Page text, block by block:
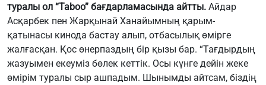
туралы ол “Taboo” бағдарламасында айтты. Айдар
Асқарбек пен Жарқынай Ханайымның қарым-
қатынасы кинода бастау алып, отбасылық өмірге
жалғасқан. Қос өнерпаздың бір қызы бар. “Тағдырдың
жазуымен екеуміз бөлек кеттік. Осы күнге дейін жеке
өмірім туралы сыр ашпадым. Шынымды айтсам, біздің